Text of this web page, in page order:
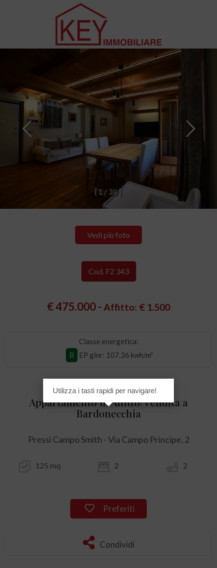
[ 1 / 38]
Vedi più foto
Cod. F2 343
€ 475.000 - Affitto: € 1.500
Classe energetica:
B
EP glnr: 107.36 kwh/m²
Appartamento in Affitto/Vendita a
Bardonecchia
Pressi Campo Smith - Via Campo Principe, 2
125 mq 2 2
Preferiti
Condividi
Utilizza i tasti rapidi per navigare!